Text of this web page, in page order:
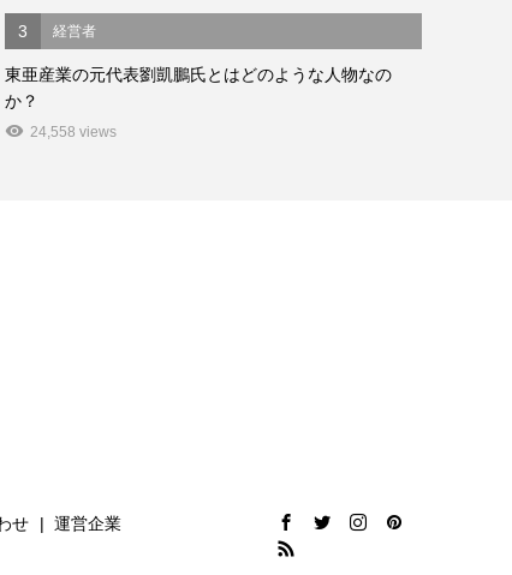
3 経営者
東亜産業の元代表劉凱鵬氏とはどのような人物なの
か？
24,558 views
せ
運営企業